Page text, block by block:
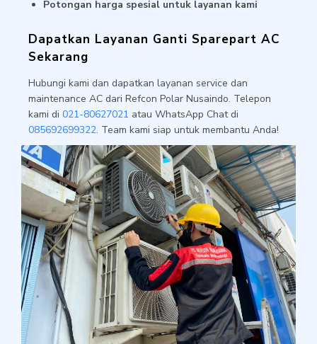
Potongan harga spesial untuk layanan kami
Dapatkan Layanan Ganti Sparepart AC
Sekarang
Hubungi kami dan dapatkan layanan service dan
maintenance AC dari Refcon Polar Nusaindo. Telepon
kami di 021-80627021 atau WhatsApp Chat di
085692699322. Team kami siap untuk membantu Anda!